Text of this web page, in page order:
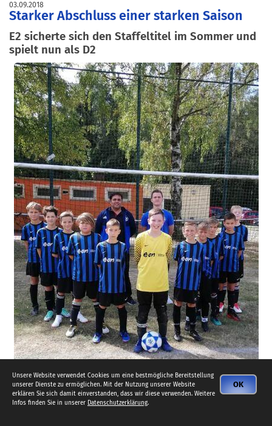
03.09.2018
Starker Abschluss einer starken Saison
E2 sicherte sich den Staffeltitel im Sommer und
spielt nun als D2
OK
Unsere Website verwendet Cookies um eine bestmögliche Bereitstellung
unserer Dienste zu ermöglichen. Mit der Nutzung unserer Website
erklären Sie sich damit einverstanden, dass wir diese verwenden. Weitere
Infos finden Sie in unserer Datenschutzerklärung.